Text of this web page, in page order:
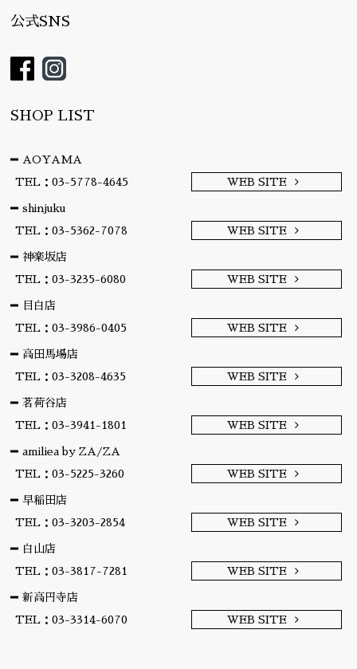
公式SNS
SHOP LIST
AOYAMA
TEL：03-5778-4645
WEB SITE
shinjuku
TEL：03-5362-7078
WEB SITE
神楽坂店
TEL：03-3235-6080
WEB SITE
目白店
TEL：03-3986-0405
WEB SITE
高田馬場店
TEL：03-3208-4635
WEB SITE
茗荷谷店
TEL：03-3941-1801
WEB SITE
amiliea by ZA/ZA
TEL：03-5225-3260
WEB SITE
早稲田店
TEL：03-3203-2854
WEB SITE
白山店
TEL：03-3817-7281
WEB SITE
新高円寺店
TEL：03-3314-6070
WEB SITE